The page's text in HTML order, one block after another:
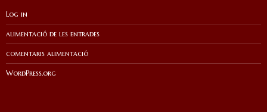
Log in
alimentació de les entrades
comentaris alimentació
WordPress.org